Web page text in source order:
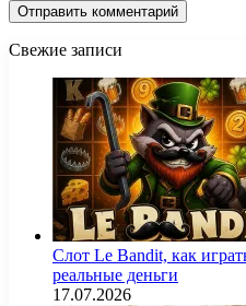
Свежие записи
Слот Le Bandit, как
реальные деньги
17.07.2026